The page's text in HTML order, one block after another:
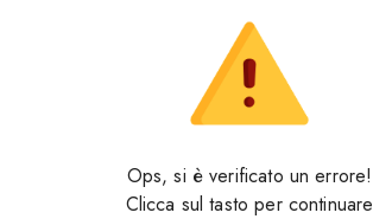
Ops, si è verificato un errore!
Clicca sul tasto per continuare